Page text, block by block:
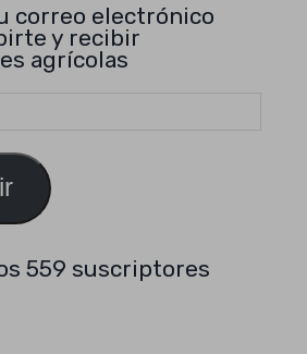
correo electrónico
y recibir
agrícolas
559 suscriptores